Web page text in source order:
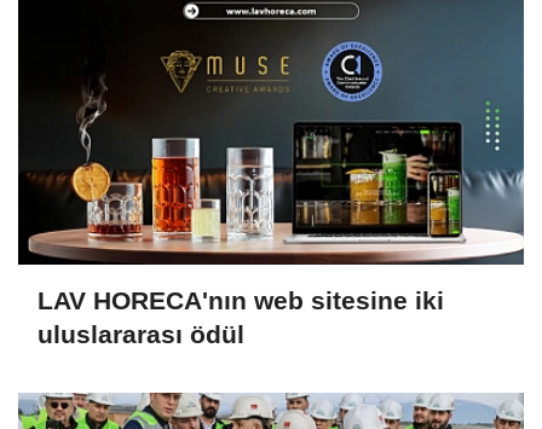
LAV HORECA'nın web sitesine iki
uluslararası ödül